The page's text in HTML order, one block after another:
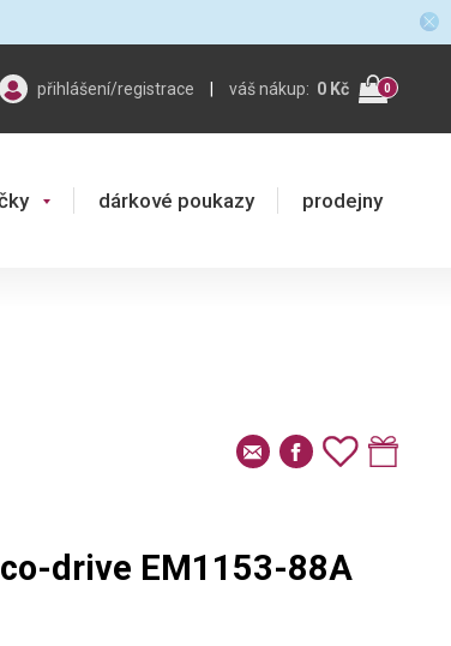
přihlášení/registrace | váš nákup: 0 Kč 0
dárkové poukazy prodejny
drive EM1153-88A